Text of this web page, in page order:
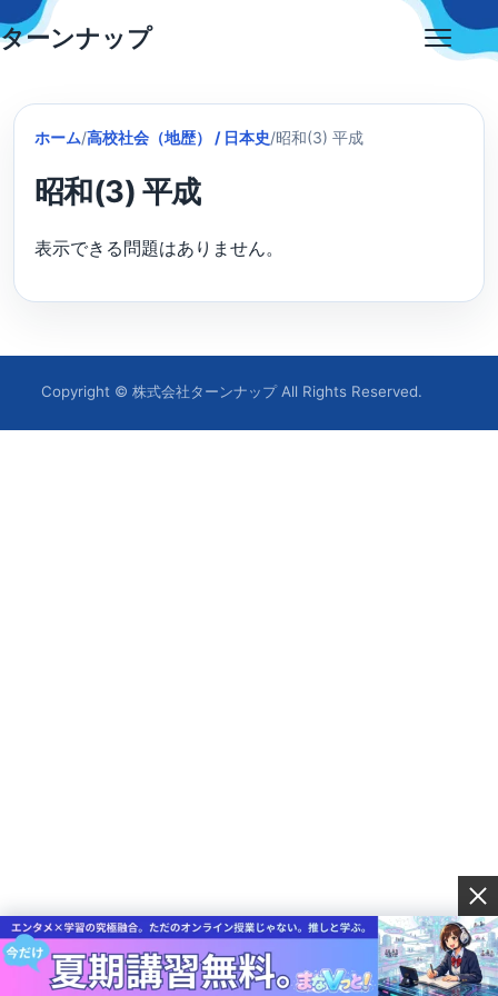
Skip
to
ターンナップ
ホーム/高校社会（地歴） / 日本史/昭和(3) 平成
昭和(3) 平成
表示できる問題はありません。
Copyright © 株式会社ターンナップ All Rights Reserved.